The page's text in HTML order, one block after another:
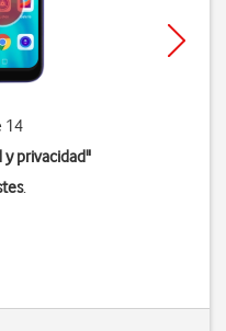
14
y privacidad"
.